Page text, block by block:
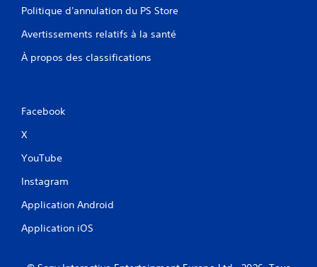
Politique d'annulation du PS Store
Avertissements relatifs à la santé
À propos des classifications
Facebook
X
YouTube
Instagram
Application Android
Application iOS